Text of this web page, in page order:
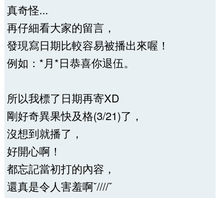
真奇怪...
再仔細看大家的留言，
發現寫日期比較容易被播出來喔！
例如：*月*日恭喜你退伍。
所以我標了日期再寄XD
剛好奇異果快及格(3/21)了，
沒想到就播了，
好開心啊！
都忘記當初打的內容，
還真是令人害羞啊ˇ////ˇ